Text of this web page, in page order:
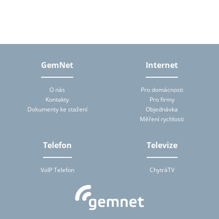
uzavřených podle ustanovení § 6 zákona č. 101/2000 Sb., o
správcem (zejména právo na poskytnutí informace o účelu
zpracování, rozsahu zpracovávaných osobních údajů a jejich
Správce mu tuto informaci bez zbytečného odkladu za přiměřenou
úhradu nepřevyšující náklady nezbytné na poskytnutí informace
předá. Zjistí-li subjekt údajů, že zpracování jeho osobních údajů je
v rozporu s ochranou jeho soukromého a osobního života nebo v
stavu. Subjekt údajů je oprávněn kdykoliv výše uvedený souhlas se
GemNet
O nás
Kontakty
Dokumenty ke stažení
Internet
Pro domácnosti
Pro firmy
Objednávka
Měření rychlosti
Telefon
VoIP Telefon
Televize
ChytráTV